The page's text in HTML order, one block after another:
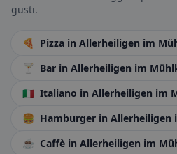
gusti.
🍕 Pizza in Allerheiligen im
🍸 Bar in Allerheiligen im
🇮🇹 Italiano in Allerheiligen im
🍔 Hamburger in Allerheiligen
☕ Caffè in Allerheiligen im